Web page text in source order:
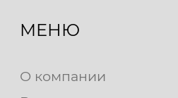
МЕНЮ
О компании